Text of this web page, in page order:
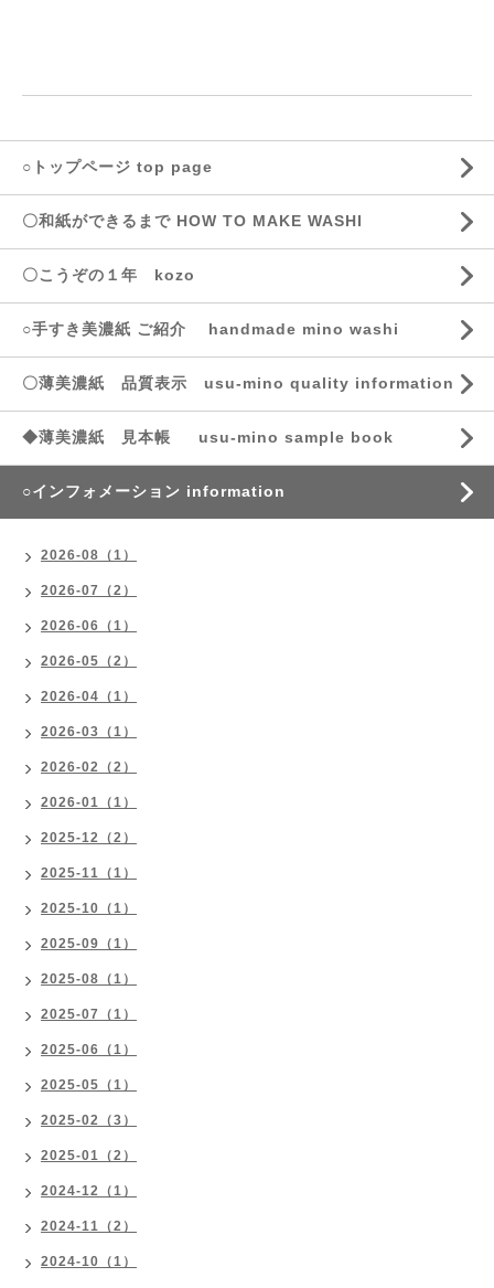
○トップページ top page
〇和紙ができるまで HOW TO MAKE WASHI
〇こうぞの１年 kozo
○手すき美濃紙 ご紹介 handmade mino washi
〇薄美濃紙 品質表示 usu-mino quality information
◆薄美濃紙 見本帳 usu-mino sample book
○インフォメーション information
2026-08（1）
2026-07（2）
2026-06（1）
2026-05（2）
2026-04（1）
2026-03（1）
2026-02（2）
2026-01（1）
2025-12（2）
2025-11（1）
2025-10（1）
2025-09（1）
2025-08（1）
2025-07（1）
2025-06（1）
2025-05（1）
2025-02（3）
2025-01（2）
2024-12（1）
2024-11（2）
2024-10（1）